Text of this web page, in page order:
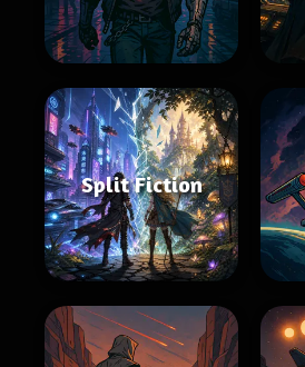
Split Fiction